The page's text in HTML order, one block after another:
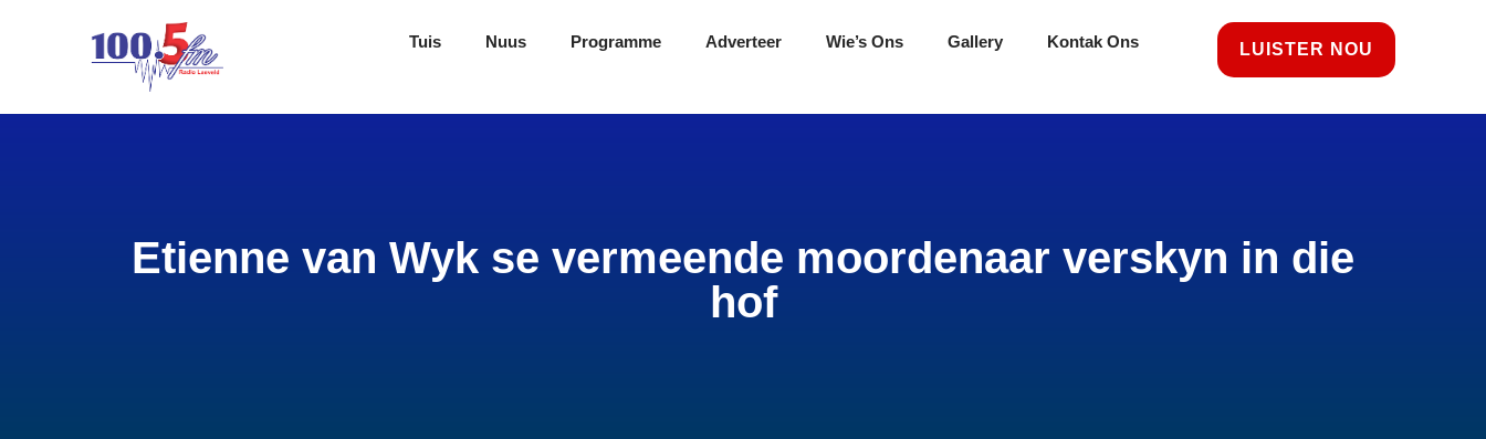
Tuis Nuus Programme Adverteer Wie’s Ons Gallery Kontak Ons LUISTER NOU
Etienne van Wyk se vermeende moordenaar verskyn in die
hof